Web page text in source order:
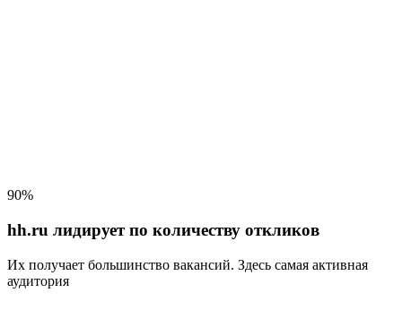
90%
hh.ru лидирует по количеству откликов
Их получает большинство вакансий. Здесь самая активная
аудитория